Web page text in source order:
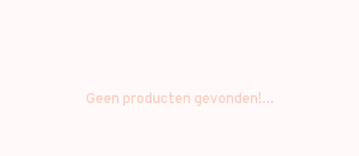
Geen producten gevonden!...